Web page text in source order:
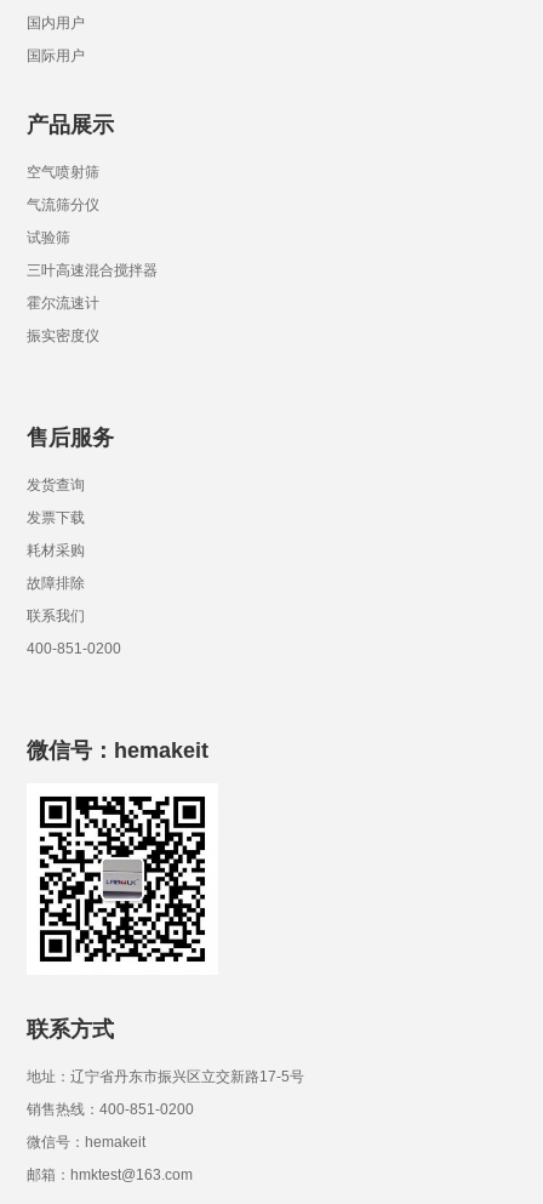
国内用户
国际用户
产品展示
空气喷射筛
气流筛分仪
试验筛
三叶高速混合搅拌器
霍尔流速计
振实密度仪
售后服务
发货查询
发票下载
耗材采购
故障排除
联系我们
400-851-0200
微信号：hemakeit
联系方式
地址：辽宁省丹东市振兴区立交新路17-5号
销售热线：400-851-0200
微信号：hemakeit
邮箱：hmktest@163.com